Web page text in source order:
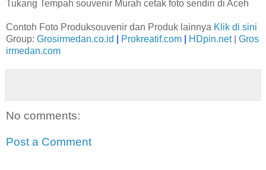
Tukang Tempah souvenir Murah cetak foto sendiri di Aceh
Contoh Foto Produksouvenir dan Produk lainnya Klik di sini
Group: Grosirmedan.co.id Prokreatif.com HDpin.net| Gros
irmedan.com
No comments:
Post a Comment